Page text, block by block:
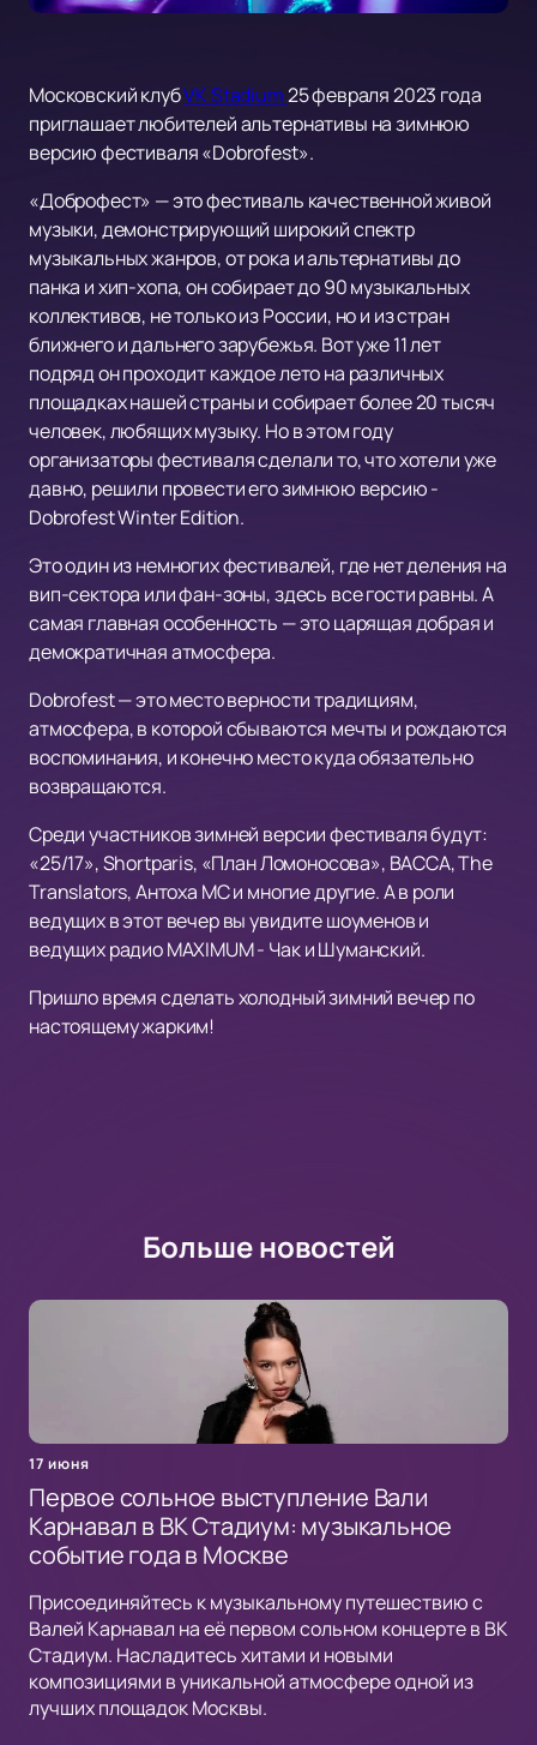
Московский клубVK Stadium25 февраля 2023 года
приглашает любителей альтернативы на зимнюю
версию фестиваля «Dobrofest».
«Доброфест» — это фестиваль качественной живой
музыки, демонстрирующий широкий спектр
музыкальных жанров, от рока и альтернативы до
панка и хип-хопа, он собирает до 90 музыкальных
коллективов, не только из России, но и из стран
ближнего и дальнего зарубежья. Вот уже 11 лет
подряд он проходит каждое лето на различных
площадках нашей страны и собирает более 20 тысяч
человек, любящих музыку. Но в этом году
организаторы фестиваля сделали то, что хотели уже
давно, решили провести его зимнюю версию -
Dobrofest Winter Edition.
Это один из немногих фестивалей, где нет деления на
вип-сектора или фан-зоны, здесь все гости равны. А
самая главная особенность — это царящая добрая и
демократичная атмосфера.
Dobrofest — это место верности традициям,
атмосфера, в которой сбываются мечты и рождаются
воспоминания, и конечно место куда обязательно
возвращаются.
Среди участников зимней версии фестиваля будут:
«25/17», Shortparis, «План Ломоносова», ВАССА, The
Translators, Антоха МС и многие другие. А в роли
ведущих в этот вечер вы увидите шоуменов и
ведущих радио MAXIMUM - Чак и Шуманский.
Пришло время сделать холодный зимний вечер по
настоящему жарким!
Больше новостей
17 июня
Первое сольное выступление Вали
Карнавал в ВК Стадиум: музыкальное
событие года в Москве
Присоединяйтесь к музыкальному путешествию с
Валей Карнавал на её первом сольном концерте в ВК
Стадиум. Насладитесь хитами и новыми
композициями в уникальной атмосфере одной из
лучших площадок Москвы.